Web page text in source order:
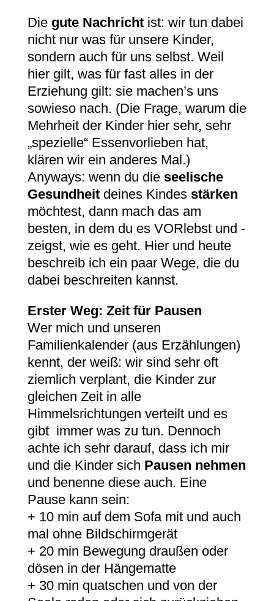
Die gute Nachrichtist: wir tun dabei
nicht nur was für unsere Kinder,
sondern auch für uns selbst. Weil
hier gilt, was für fast alles in der
Erziehung gilt: sie machen’s uns
sowieso nach. (Die Frage, warum die
Mehrheit der Kinder hier sehr, sehr
„spezielle“ Essenvorlieben hat,
klären wir ein anderes Mal.)
Anyways: wenn du die seelische
Gesundheitdeines Kindes stärken
möchtest, dann mach das am
besten, in dem du es VORlebst und -
zeigst, wie es geht. Hier und heute
beschreib ich ein paar Wege, die du
dabei beschreiten kannst.
Erster Weg: Zeit für Pausen
Wer mich und unseren
Familienkalender (aus Erzählungen)
kennt, der weiß: wir sind sehr oft
ziemlich verplant, die Kinder zur
gleichen Zeit in alle
Himmelsrichtungen verteilt und es
gibt immer was zu tun. Dennoch
achte ich sehr darauf, dass ich mir
und die Kinder sich Pausen nehmen
und benenne diese auch. Eine
Pause kann sein:
+ 10 min auf dem Sofa mit und auch
mal ohne Bildschirmgerät
+ 20 min Bewegung draußen oder
dösen in der Hängematte
+ 30 min quatschen und von der